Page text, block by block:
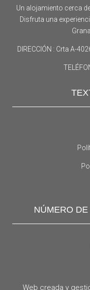
Un alojamiento cerca
Disfruta una
DIRECCIÓN : Crta A-
NÚMERO
Web creada y